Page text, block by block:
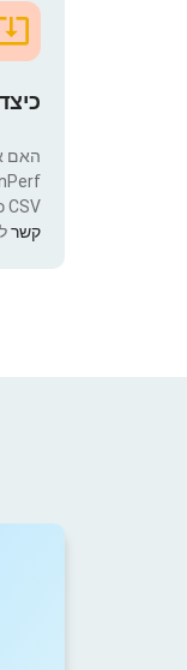
האם
CSV כדי להשתמש בהם איך שאתה רוצה? אין בעיה!
קשר